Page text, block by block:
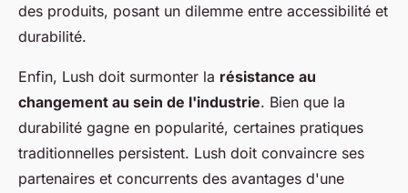
des produits, posant un dilemme entre accessibilité et
durabilité.
Enfin, Lush doit surmonter la résistance au
changement au sein de l'industrie. Bien que la
durabilité gagne en popularité, certaines pratiques
traditionnelles persistent. Lush doit convaincre ses
partenaires et concurrents des avantages d'une